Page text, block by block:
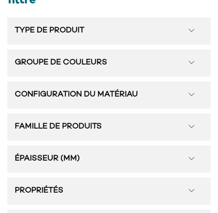
TYPE DE PRODUIT
GROUPE DE COULEURS
CONFIGURATION DU MATÉRIAU
FAMILLE DE PRODUITS
ÉPAISSEUR (MM)
PROPRIÉTÉS